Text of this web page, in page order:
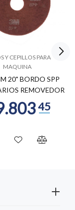
Y CEPILLOS PARA
MAQUINA
20" BORDO SPP
REMOVEDOR